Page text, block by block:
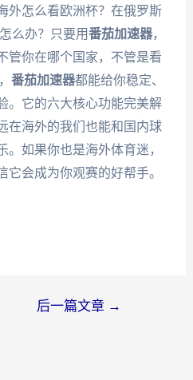
怎么看欧洲杯？在俄罗斯
么办？只要用番茄加速器，
管你在哪个国家，不管是看
番茄加速器都能给你稳定、
。它的六大核心功能完美解
在海外的我们也能和国内球
如果你也是海外体育迷，
它会成为你观赛的好帮手。
后一篇文章 →